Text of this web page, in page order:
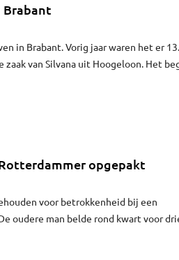
Brabant
in Brabant. Vorig jaar waren het er
van Silvana uit Hoogeloon. Het
opgepakt
voor betrokkenheid bij een
oudere man belde rond kwart voor